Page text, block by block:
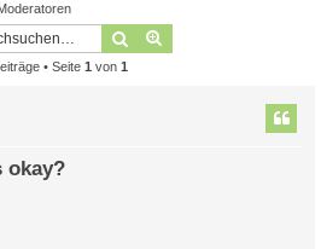
Suche
• Seite 1 von 1
okay?